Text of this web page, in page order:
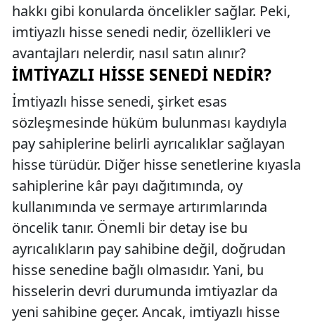
hakkı gibi konularda öncelikler sağlar. Peki,
imtiyazlı hisse senedi nedir, özellikleri ve
avantajları nelerdir, nasıl satın alınır?
İMTIYAZLI HISSE SENEDI NEDIR?
İmtiyazlı hisse senedi, şirket esas
sözleşmesinde hüküm bulunması kaydıyla
pay sahiplerine belirli ayrıcalıklar sağlayan
hisse türüdür. Diğer hisse senetlerine kıyasla
sahiplerine kâr payı dağıtımında, oy
kullanımında ve sermaye artırımlarında
öncelik tanır. Önemli bir detay ise bu
ayrıcalıkların pay sahibine değil, doğrudan
hisse senedine bağlı olmasıdır. Yani, bu
hisselerin devri durumunda imtiyazlar da
yeni sahibine geçer. Ancak, imtiyazlı hisse